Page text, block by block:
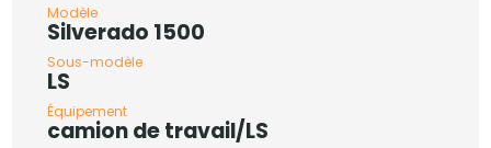
Modèle
Silverado 1500
Sous-modèle
LS
Équipement
camion de travail/LS